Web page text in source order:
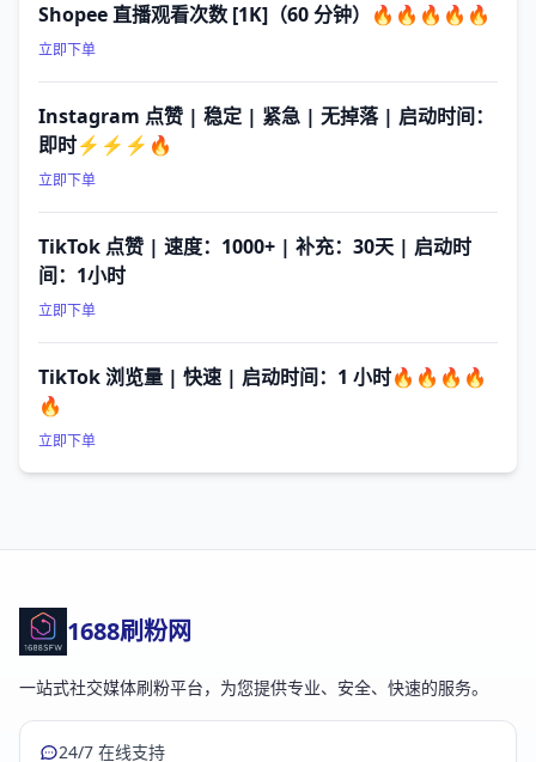
Shopee 直播观看次数 [1K]（60 分钟）🔥🔥🔥🔥🔥
立即下单
Instagram 点赞 | 稳定 | 紧急 | 无掉落 | 启动时间：
即时⚡⚡⚡🔥
立即下单
TikTok 点赞 | 速度：1000+ | 补充：30天 | 启动时
间：1小时
立即下单
TikTok 浏览量 | 快速 | 启动时间：1 小时🔥🔥🔥🔥
🔥
立即下单
1688刷粉网
一站式社交媒体刷粉平台，为您提供专业、安全、快速的服务。
24/7 在线支持